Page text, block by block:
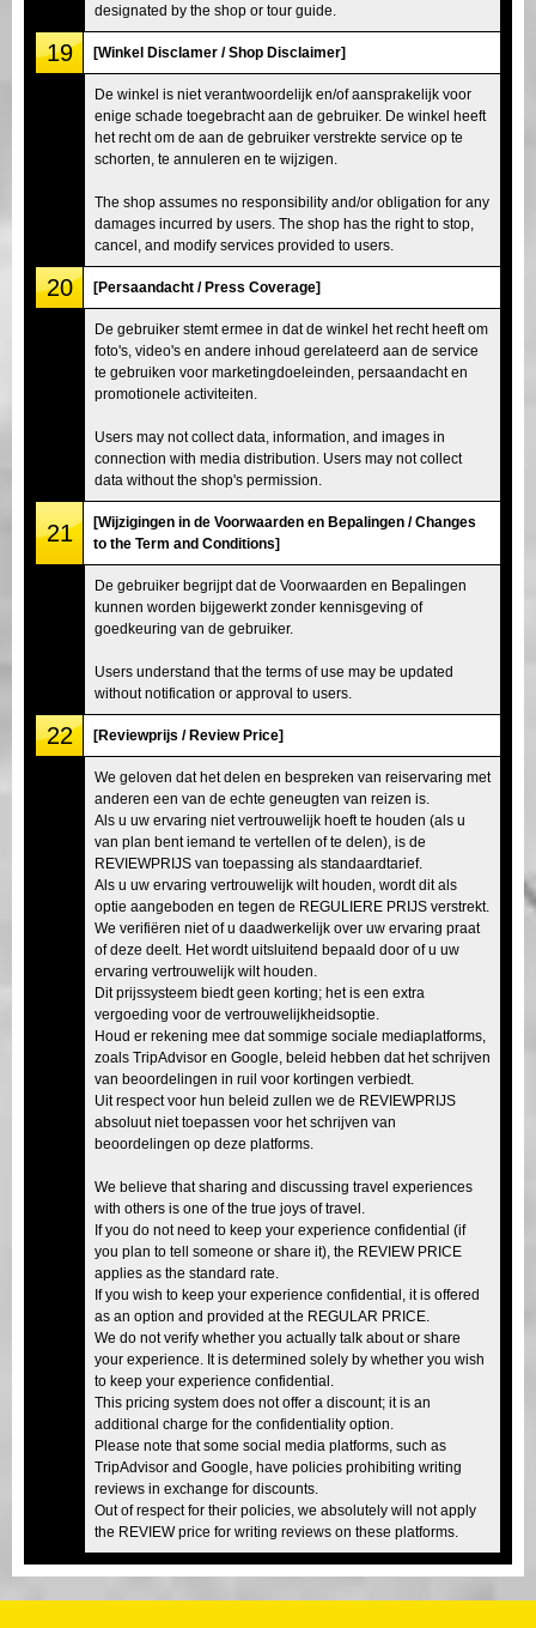
designated by the shop or tour guide.
19 [Winkel Disclamer / Shop Disclaimer]
De winkel is niet verantwoordelijk en/of aansprakelijk voor
enige schade toegebracht aan de gebruiker. De winkel heeft
het recht om de aan de gebruiker verstrekte service op te
schorten, te annuleren en te wijzigen.
The shop assumes no responsibility and/or obligation for any
damages incurred by users. The shop has the right to stop,
cancel, and modify services provided to users.
20 [Persaandacht / Press Coverage]
De gebruiker stemt ermee in dat de winkel het recht heeft om
foto's, video's en andere inhoud gerelateerd aan de service
te gebruiken voor marketingdoeleinden, persaandacht en
promotionele activiteiten.
Users may not collect data, information, and images in
connection with media distribution. Users may not collect
data without the shop's permission.
21
[Wijzigingen in de Voorwaarden en Bepalingen / Changes
to the Term and Conditions]
De gebruiker begrijpt dat de Voorwaarden en Bepalingen
kunnen worden bijgewerkt zonder kennisgeving of
goedkeuring van de gebruiker.
Users understand that the terms of use may be updated
without notification or approval to users.
22 [Reviewprijs / Review Price]
We geloven dat het delen en bespreken van reiservaring met
anderen een van de echte geneugten van reizen is.
Als u uw ervaring niet vertrouwelijk hoeft te houden (als u
van plan bent iemand te vertellen of te delen), is de
REVIEWPRIJS van toepassing als standaardtarief.
Als u uw ervaring vertrouwelijk wilt houden, wordt dit als
optie aangeboden en tegen de REGULIERE PRIJS verstrekt.
We verifiëren niet of u daadwerkelijk over uw ervaring praat
of deze deelt. Het wordt uitsluitend bepaald door of u uw
ervaring vertrouwelijk wilt houden.
Dit prijssysteem biedt geen korting; het is een extra
vergoeding voor de vertrouwelijkheidsoptie.
Houd er rekening mee dat sommige sociale mediaplatforms,
zoals TripAdvisor en Google, beleid hebben dat het schrijven
van beoordelingen in ruil voor kortingen verbiedt.
Uit respect voor hun beleid zullen we de REVIEWPRIJS
absoluut niet toepassen voor het schrijven van
beoordelingen op deze platforms.
We believe that sharing and discussing travel experiences
with others is one of the true joys of travel.
If you do not need to keep your experience confidential (if
you plan to tell someone or share it), the REVIEW PRICE
applies as the standard rate.
If you wish to keep your experience confidential, it is offered
as an option and provided at the REGULAR PRICE.
We do not verify whether you actually talk about or share
your experience. It is determined solely by whether you wish
to keep your experience confidential.
This pricing system does not offer a discount; it is an
additional charge for the confidentiality option.
Please note that some social media platforms, such as
TripAdvisor and Google, have policies prohibiting writing
reviews in exchange for discounts.
Out of respect for their policies, we absolutely will not apply
the REVIEW price for writing reviews on these platforms.